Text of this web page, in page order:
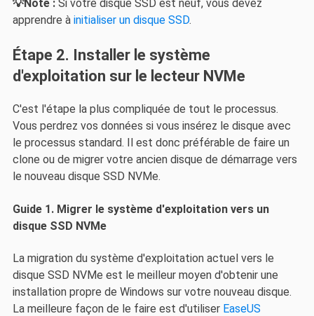
💡Note :Si votre disque SSD est neuf, vous devez
apprendre à initialiser un disque SSD.
Étape 2. Installer le système
d'exploitation sur le lecteur NVMe
C'est l'étape la plus compliquée de tout le processus.
Vous perdrez vos données si vous insérez le disque avec
le processus standard. Il est donc préférable de faire un
clone ou de migrer votre ancien disque de démarrage vers
le nouveau disque SSD NVMe.
Guide 1. Migrer le système d'exploitation vers un
disque SSD NVMe
La migration du système d'exploitation actuel vers le
disque SSD NVMe est le meilleur moyen d'obtenir une
installation propre de Windows sur votre nouveau disque.
La meilleure façon de le faire est d'utiliser EaseUS